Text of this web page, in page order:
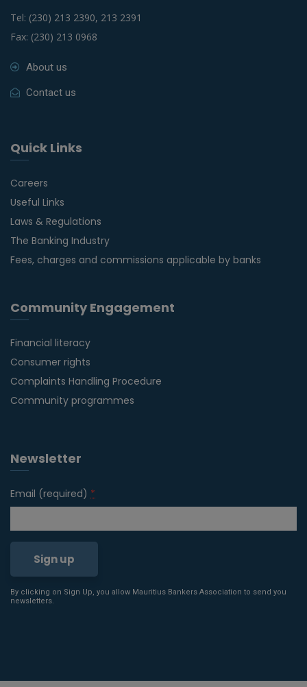
Tel: (230) 213 2390, 213 2391
Fax: (230) 213 0968
About us
Contact us
Quick Links
Careers
Useful Links
Laws & Regulations
The Banking Industry
Fees, charges and commissions applicable by banks
Community Engagement
Financial literacy
Consumer rights
Complaints Handling Procedure
Community programmes
Newsletter
Email (required) *
Constant
leave
By clicking on Sign Up, you allow Mauritius Bankers Association to send you
newsletters.